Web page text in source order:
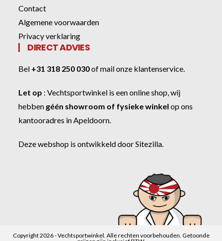
Contact
Algemene voorwaarden
Privacy verklaring
DIRECT ADVIES
Bel +31 318 250 030ofmail onze klantenservice
Let op :Vechtsportwinkel is een online shop, wij
hebben géén showroom of fysieke winkel op ons
kantooradres in Apeldoorn.
Deze webshop is ontwikkeld doorSitezilla
Copyright 2026 - Vechtsportwinkel. Alle rechten voorbehouden. Getoonde